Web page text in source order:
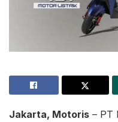
Jakarta, Motoris – PT